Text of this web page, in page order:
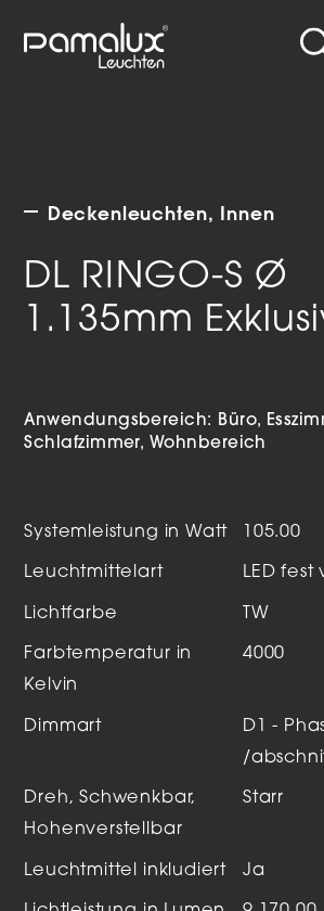
Deckenleuchten Innen
DL RINGO-S Ø
1.135mm
Anwendungsbereich: Büro
Schlafzimmer
Wohnbereich
Systemleistung in Watt 105.00
Leuchtmittelart LED
Lichtfarbe TW
Farbtemperatur in
Kelvin
4000
Dimmart
D1 -
/
Dreh, Schwenkbar,
Hohenverstellbar
Starr
Leuchtmittel inkludiert Ja